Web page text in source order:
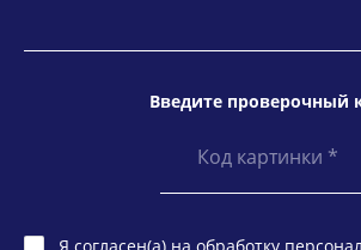
Введите проверочный